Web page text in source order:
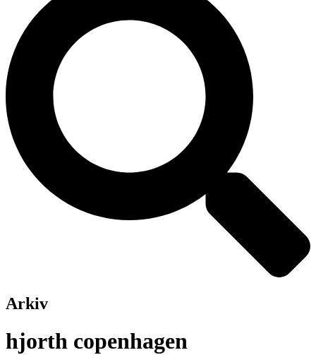
Arkiv
hjorth copenhagen